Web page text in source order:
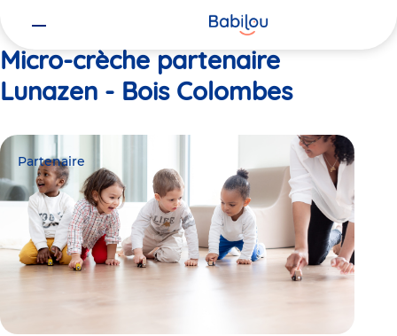
Micro-crèche partenaire
Lunazen - Bois Colombes
Partenaire